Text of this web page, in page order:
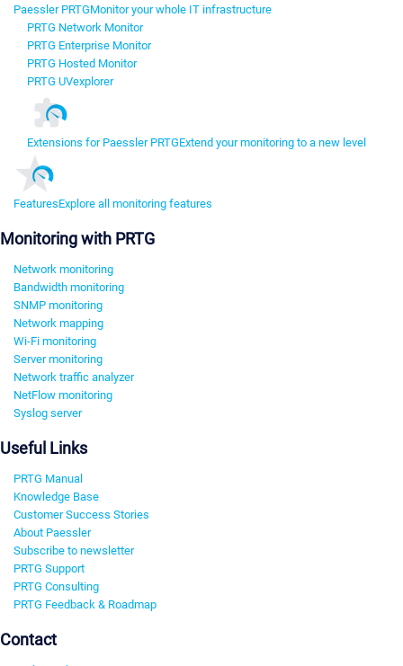
Paessler PRTGMonitor your whole IT infrastructure
PRTG Network Monitor
PRTG Enterprise Monitor
PRTG Hosted Monitor
PRTG UVexplorer
Extensions for Paessler PRTGExtend your monitoring to a new level
FeaturesExplore all monitoring features
Monitoring with PRTG
Network monitoring
Bandwidth monitoring
SNMP monitoring
Network mapping
Wi-Fi monitoring
Server monitoring
Network traffic analyzer
NetFlow monitoring
Syslog server
Useful Links
PRTG Manual
Knowledge Base
Customer Success Stories
About Paessler
Subscribe to newsletter
PRTG Support
PRTG Consulting
PRTG Feedback & Roadmap
Contact